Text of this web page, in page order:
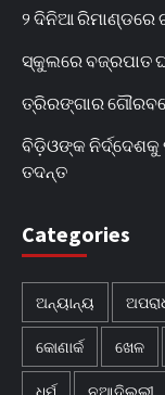
୨ ଦିନିଆ ରିମାଣ୍ଡରେ
ସ୍କୁଲରେ ବଜ୍ରପାତ
ତ୍ରିରଙ୍ଗାର
ବିଡ଼ିଓଙ୍କ ନିର୍ଦ୍ଦେଶକୁ
ତଦନ୍ତ
Categories
ଅନ୍ୟାନ୍ୟ
କୋଣାର୍କ ଖେଳ
ଧର୍ମ ନୂଆଦିଲ୍ଲୀ